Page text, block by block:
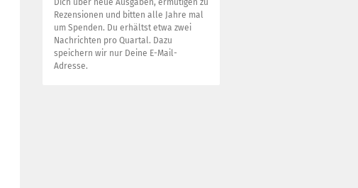
Rezensionen und bitten alle Jahre mal
um Spenden. Du erhältst etwa zwei
Nachrichten pro Quartal. Dazu
speichern wir nur Deine E-Mail-
Adresse.